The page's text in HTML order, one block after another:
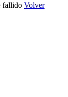
fallido Volver